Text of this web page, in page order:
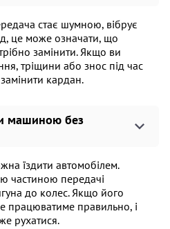
стає шумною, вібрує
це може означати, що
замінити. Якщо ви
тріщини або знос під час
кардан.
машиною без
їздити автомобілем.
частиною передачі
до колес. Якщо його
працюватиме правильно, і
рухатися.